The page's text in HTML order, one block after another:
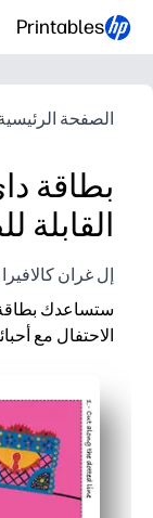
Printables
الصفحة
بطاقة
القابلة
إل غران
الاحتفال مع